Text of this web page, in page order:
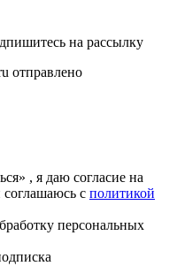
на рассылку
отправлено
, я даю согласие на
соглашаюсь c политикой
персональных